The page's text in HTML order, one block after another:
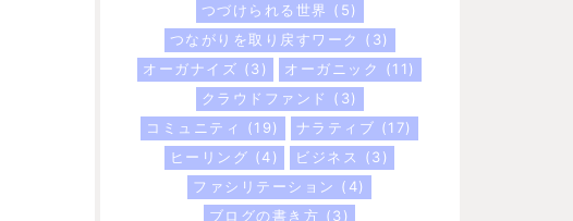
つづけられる世界 (5)
つながりを取り戻すワーク
(3)
オーガナイズ (3) オーガニック
(11)
クラウドファンド
(3)
コミュニティ
(19) ナラティブ (17)
ヒーリング (4) ビジネス
(3)
ファシリテーション (4)
ブログの書き方 (3)